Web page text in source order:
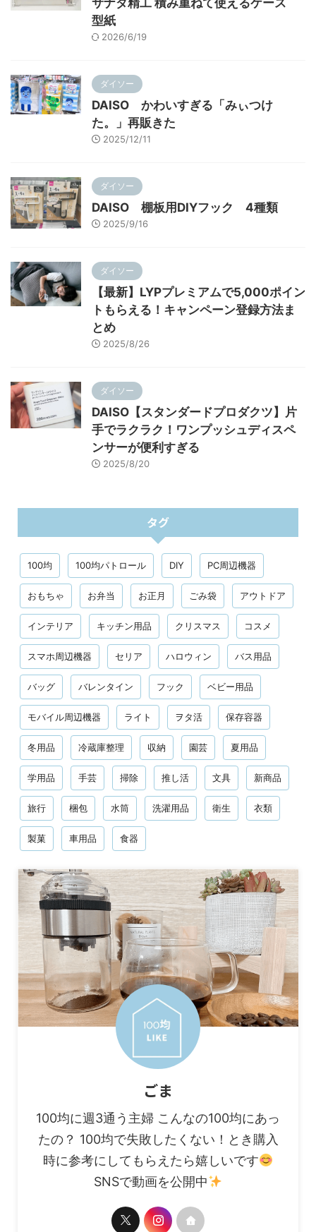
型紙
2026/6/19
ダイソー
DAISO かわいすぎる「みぃつけ
た。」再販きた
2025/12/11
ダイソー
DAISO 棚板用DIYフック 4種類
2025/9/16
ダイソー
【最新】LYPプレミアムで5,000ポイン
トもらえる！キャンペーン登録方法ま
とめ
2025/8/26
ダイソー
DAISO【スタンダードプロダクツ】片
手でラクラク！ワンプッシュディスペ
ンサーが便利すぎる
2025/8/20
タグ
100均 100均パトロール DIY PC周辺機器
おもちゃ お弁当 お正月 ごみ袋 アウトドア
インテリア キッチン用品 クリスマス コスメ
スマホ周辺機器 セリア ハロウィン バス用品
バッグ バレンタイン フック ベビー用品
モバイル周辺機器 ライト ヲタ活 保存容器
冬用品 冷蔵庫整理 収納 園芸 夏用品
学用品 手芸 掃除 推し活 文具 新商品
旅行 梱包 水筒 洗濯用品 衛生 衣類
製菓 車用品 食器
ごま
100均に週3通う主婦 こんなの100均にあっ
たの？ 100均で失敗したくない！とき購入
時に参考にしてもらえたら嬉しいです
SNSで動画を公開中